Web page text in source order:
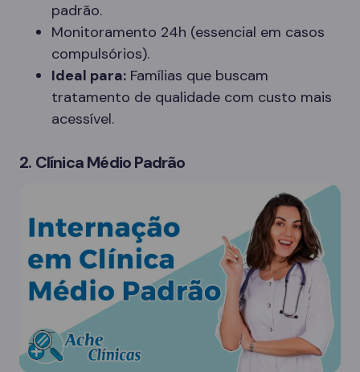
padrão.
Monitoramento 24h (essencial em casos
compulsórios).
Ideal para: Famílias que buscam
tratamento de qualidade com custo mais
acessível.
2. Clínica Médio Padrão